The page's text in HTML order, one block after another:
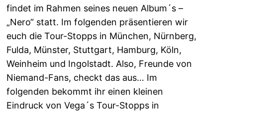
findet im Rahmen seines neuen Album´s –
„Nero“ statt. Im folgenden präsentieren wir
euch die Tour-Stopps in München, Nürnberg,
Fulda, Münster, Stuttgart, Hamburg, Köln,
Weinheim und Ingolstadt. Also, Freunde von
Niemand-Fans, checkt das aus… Im
folgenden bekommt ihr einen kleinen
Eindruck von Vega´s Tour-Stopps in